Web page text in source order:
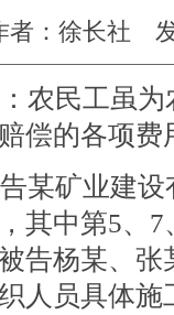
者：徐长社
民工虽为
偿的各项
矿业建设
其中第5、
告杨某、
人员具体施